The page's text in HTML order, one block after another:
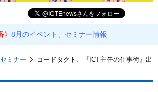
》8月のイベント、セミナー情報
ミナー
コードタクト、『ICT主任の仕事術』出